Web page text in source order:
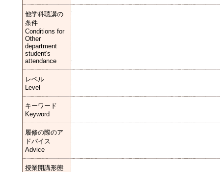
他学科聴講の
条件
Conditions for
Other
department
student's
attendance
レベル
Level
キーワード
Keyword
履修の際のア
ドバイス
Advice
授業開講形態